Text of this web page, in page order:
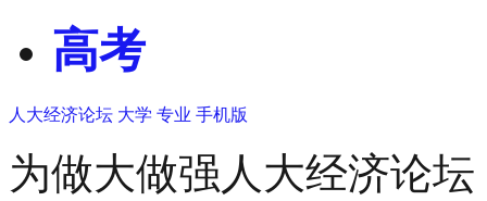
高考
人大经济论坛 大学 专业 手机版
为做大做强人大经济论